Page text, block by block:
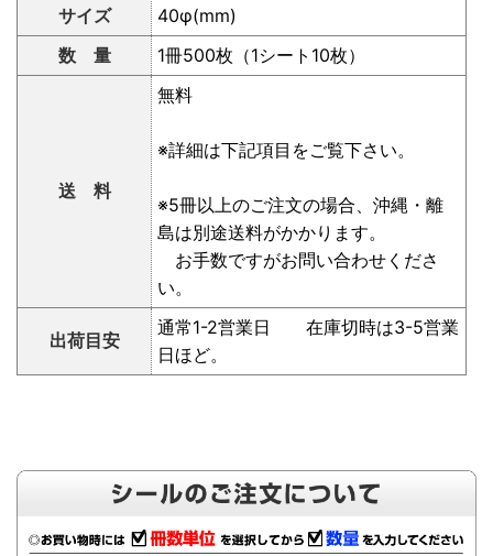
サイズ
40φ(mm)
数 量
1冊500枚（1シート10枚）
送 料
無料
※詳細は下記項目をご覧下さい。
※5冊以上のご注文の場合、沖縄・離
島は別途送料がかかります。
お手数ですがお問い合わせくださ
い。
出荷目安
通常1-2営業日 在庫切時は3-5営業
日ほど。